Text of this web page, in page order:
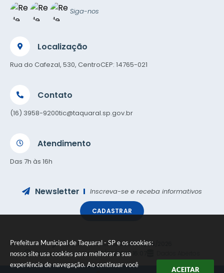
Prefeitura Municipal de Taquaral - SP e os cookies:
nosso site usa cookies para melhorar a sua
experiência de navegação. Ao continuar você
ACEITAR
Siga-nos
Localização
Rua do Cafezal, 530, CentroCEP: 14765-021
Contato
(16) 3958-9200tic@taquaral.sp.gov.br
Atendimento
Das 7h às 16h
Newsletter Inscreva-se e receba informativos
CADASTRAR
Versão do Sistema:3.5.3 - 19/06/2026
Portal atualizado em:05/08/2026 16:07